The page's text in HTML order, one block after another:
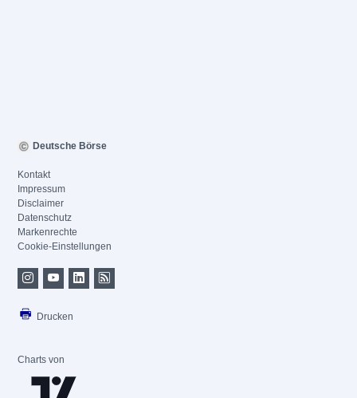
Deutsche Börse
Kontakt
Impressum
Disclaimer
Datenschutz
Markenrechte
Cookie-Einstellungen
Drucken
Charts von